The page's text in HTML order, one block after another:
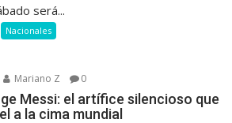
será...
Nacionales
Mariano Z 0
Messi: el artífice silencioso que
a la cima mundial